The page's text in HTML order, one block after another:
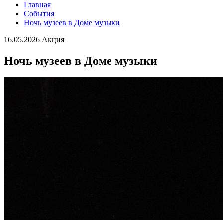
Главная
События
Ночь музеев в Доме музыки
16.05.2026 Акция
Ночь музеев в Доме музыки